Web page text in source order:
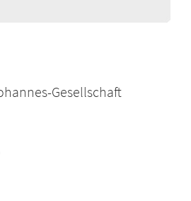
Gesellschaft